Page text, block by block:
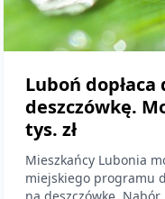
Luboń
deszczówkę.
tys. zł
Mieszkańcy Lubonia
miejskiego programu